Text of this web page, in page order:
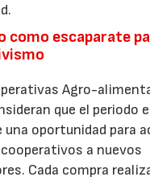
como escaparate
Agro-
que el periodo
oportunidad para
a nuevos
Cada compra